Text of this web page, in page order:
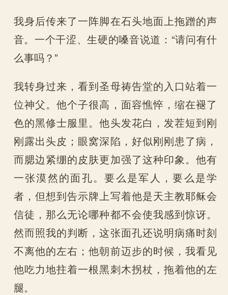
我身后传来了一阵脚在石头地面上拖蹭的声
音。一个干涩、生硬的嗓音说道：“请问有什
么事吗？”
我转身过来，看到圣母祷告堂的入口站着一
位神父。他个子很高，面容憔悴，缩在褪了
色的黑修士服里。他头发花白，发茬短到刚
刚露出头皮；眼窝深陷，好似刚刚患了病，
而腮边紧绷的皮肤更加强了这种印象。他有
一张漠然的面孔。要么是军人，要么是学
者，但想到告示牌上写着他是天主教耶稣会
信徒，那么无论哪种都不会使我感到惊讶。
然而照我的判断，这张面孔还说明病痛时刻
不离他的左右；他朝前迈步的时候，我看见
他吃力地拄着一根黑刺木拐杖，拖着他的左
腿。